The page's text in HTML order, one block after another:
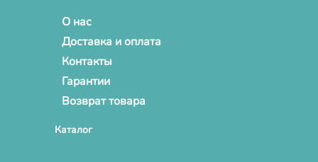
О нас
Доставка и оплата
Контакты
Гарантии
Возврат товара
Каталог